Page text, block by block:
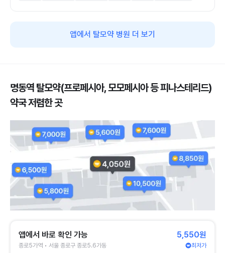
앱에서 탈모약 병원 더 보기
명동역 탈모약(프로페시아, 모모페시아 등 피나스테리드)
약국 저렴한 곳
앱에서 바로 확인 가능
종로5가역 • 서울 종로구 종로5.6가동
5,550원
최저가